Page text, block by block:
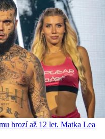
hrozí až 12 let. Matka Lea